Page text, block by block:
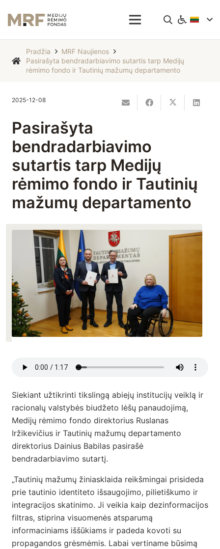
Pradžia
MRF Naujienos
Pasirašyta bendradarbiavimo sutartis tarp Medijų
rėmimo fondo ir Tautinių mažumų departamento
2025-12-08
Pasirašyta
bendradarbiavimo
sutartis tarp Medijų
rėmimo fondo ir Tautinių
mažumų departamento
Siekiant užtikrinti tikslingą abiejų institucijų veiklą ir
racionalų valstybės biudžeto lėšų panaudojimą,
Medijų rėmimo fondo direktorius Ruslanas
Iržikevičius ir Tautinių mažumų departamento
direktorius Dainius Babilas pasirašė
bendradarbiavimo sutartį.
„Tautinių mažumų žiniasklaida reikšmingai prisideda
prie tautinio identiteto išsaugojimo, pilietiškumo ir
integracijos skatinimo. Ji veikia kaip dezinformacijos
filtras, stiprina visuomenės atsparumą
informaciniams iššūkiams ir padeda kovoti su
propagandos grėsmėmis. Labai vertiname būsimą